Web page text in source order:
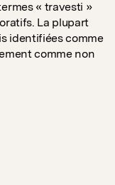
« travesti »
La plupart
identifiées comme
comme non